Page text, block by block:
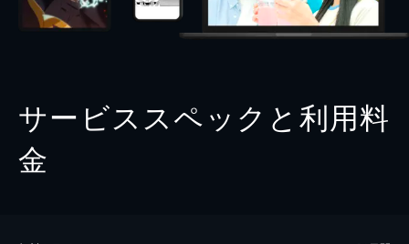
サービススペックと利用料
金